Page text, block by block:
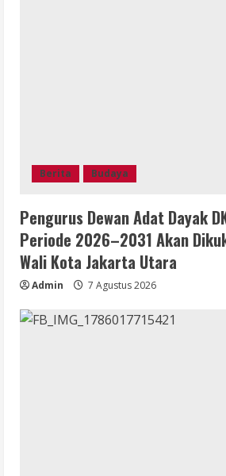
Berita Budaya
Pengurus Dewan Adat Dayak
Periode 2026–2031 Akan
Wali Kota Jakarta Utara
Admin 7 Agustus 2026